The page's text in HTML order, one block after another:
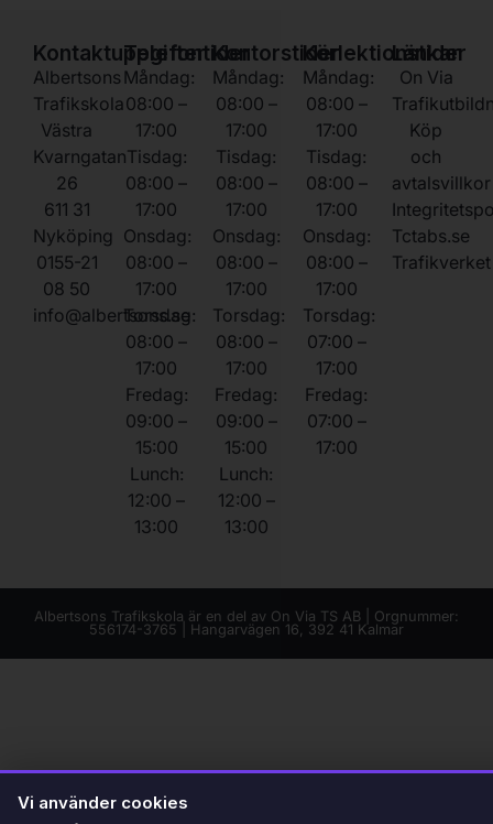
Kontaktuppgifter
Albertsons
Trafikskola
Västra
Kvarngatan
26
611 31
Nyköping
0155-21
08 50
info@albertsons.se
Telefontider
Måndag:
08:00 –
17:00
Tisdag:
08:00 –
17:00
Onsdag:
08:00 –
17:00
Torsdag:
08:00 –
17:00
Fredag:
09:00 –
15:00
Lunch:
12:00 –
13:00
Kontorstider
Måndag:
08:00 –
17:00
Tisdag:
08:00 –
17:00
Onsdag:
08:00 –
17:00
Torsdag:
08:00 –
17:00
Fredag:
09:00 –
15:00
Lunch:
12:00 –
13:00
Körlektionstider
Måndag:
08:00 –
17:00
Tisdag:
08:00 –
17:00
Onsdag:
08:00 –
17:00
Torsdag:
07:00 –
17:00
Fredag:
07:00 –
17:00
Länkar
On Via
Köp
och
avtalsvillkor
Tctabs.se
Trafikverket
Albertsons Trafikskola är en del av On Via TS AB | Orgnummer:
556174-3765 | Hangarvägen 16, 392 41 Kalmar
Vi använder cookies